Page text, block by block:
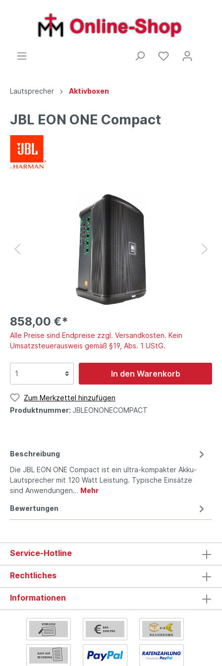
Lautsprecher Aktivboxen
JBL EON ONE Compact
858,00 €*
Alle Preise sind Endpreise zzgl. Versandkosten. Kein
Umsatzsteuerausweis gemäß §19, Abs. 1 UStG.
In den Warenkorb
Zum Merkzettel hinzufügen
Produktnummer: JBLEONONECOMPACT
Beschreibung
Die JBL EON ONE Compact ist ein ultra-kompakter Akku-
Lautsprecher mit 120 Watt Leistung. Typische Einsätze
sind Anwendungen… Mehr
Bewertungen
Service-Hotline
Rechtliches
Informationen